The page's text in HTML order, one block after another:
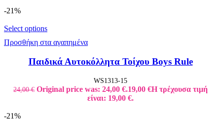
-21%
Select options
Προσθήκη στα αγαπημένα
Παιδικά Αυτοκόλλητα Τοίχου Boys Rule
WS1313-15
24,00€ Original price was: 24,00 €.19,00 €Η τρέχουσα τιμή
είναι: 19,00 €.
-21%